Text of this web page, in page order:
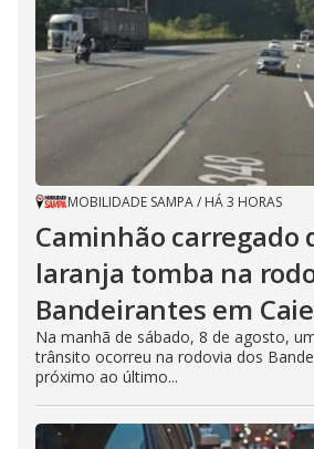
MOBILIDADE SAMPA/ HÁ 3 HORAS
Caminhão carregado
laranja tomba na
Bandeirantes em
Na manhã de sábado, 8 de agosto,
trânsito ocorreu na rodovia dos
próximo ao último...